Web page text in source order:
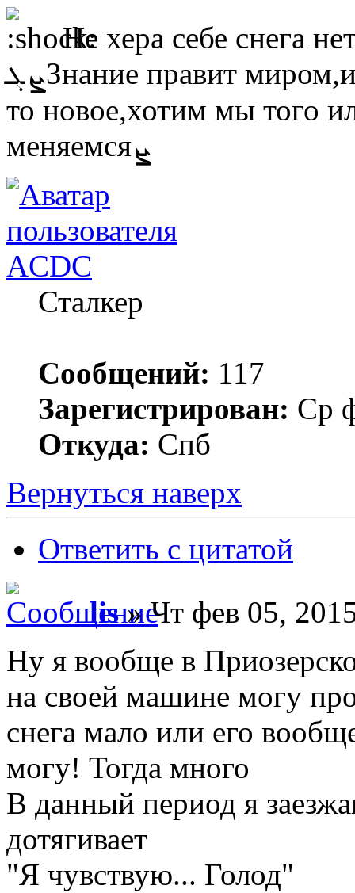
Не хера себе снега
ܨܓЗнание правит миром,и поэтому,когда мы узнаём что-
то новое,хотим мы того
меняемсяܨ
ACDC
Сталкер
Сообщений: 117
Зарегистрирован: Ср
Откуда: Спб
Вернуться наверх
Ответить с цитатой
lis» Чт фев 05,
Ну я вообще в
на своей машине могу
снега мало или его
могу! Тогда много
В данный период я
дотягивает
"Я чувствую... Голод"